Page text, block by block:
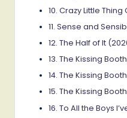
10. Crazy Little
11. Sense and
12. The Half of It
13. The Kissing
14. The Kissing
15. The Kissing
16. To All the Boys